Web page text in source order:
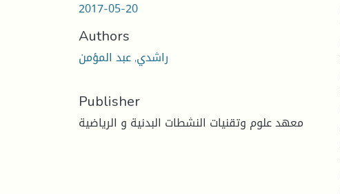
2017-05-20
Authors
راشدي, عبد المؤمن
Publisher
معهد علوم وتقنيات النشطات البدنية و الرياضية